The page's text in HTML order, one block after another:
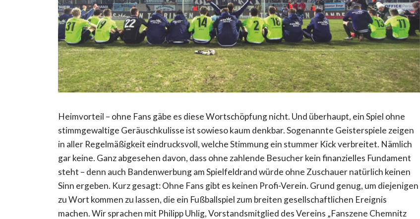
Heimvorteil – ohne Fans gäbe es diese Wortschöpfung nicht. Und überhaupt, ein Spiel ohne
stimmgewaltige Geräuschkulisse ist sowieso kaum denkbar. Sogenannte Geisterspiele zeigen
in aller Regelmäßigkeit eindrucksvoll, welche Stimmung ein stummer Kick verbreitet. Nämlich
gar keine. Ganz abgesehen davon, dass ohne zahlende Besucher kein finanzielles Fundament
steht – denn auch Bandenwerbung am Spielfeldrand würde ohne Zuschauer natürlich keinen
Sinn ergeben. Kurz gesagt: Ohne Fans gibt es keinen Profi-Verein. Grund genug, um diejenigen
zu Wort kommen zu lassen, die ein Fußballspiel zum breiten gesellschaftlichen Ereignis
machen. Wir sprachen mit Philipp Uhlig, Vorstandsmitglied des Vereins „Fanszene Chemnitz